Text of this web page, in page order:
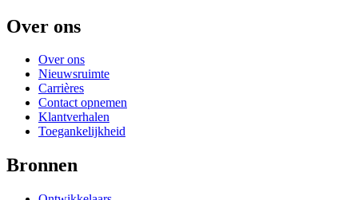
Over ons
Over ons
Nieuwsruimte
Carrières
Contact opnemen
Klantverhalen
Toegankelijkheid
Bronnen